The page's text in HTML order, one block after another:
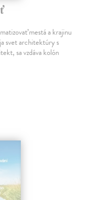
mestá a krajinu
svet architektúry s
sa vzdáva kolón